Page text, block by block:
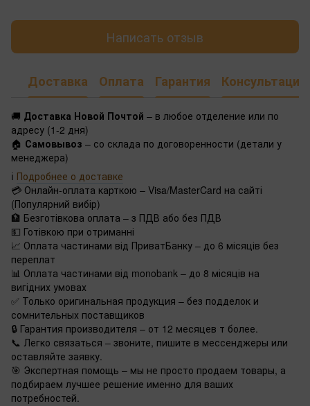
Написать отзыв
Доставка Оплата Гарантия Консультация
🚚 Доставка Новой Почтой – в любое отделение или по
адресу (1-2 дня)
🏠 Самовывоз – со склада по договоренности (детали у
менеджера)
ℹ️ Подробнее о доставке
💳 Онлайн-оплата карткою – Visa/MasterCard на сайті
(Популярний вибір)
🏦 Безготівкова оплата – з ПДВ або без ПДВ
💵 Готівкою при отриманні
📈 Оплата частинами від ПриватБанку – до 6 місяців без
переплат
📊 Оплата частинами від monobank – до 8 місяців на
вигідних умовах
✅ Только оригинальная продукция – без подделок и
сомнительных поставщиков
🔒 Гарантия производителя – от 12 месяцев т более.
📞 Легко связаться – звоните, пишите в мессенджеры или
оставляйте заявку.
🎯 Экспертная помощь – мы не просто продаем товары, а
подбираем лучшее решение именно для ваших
потребностей.